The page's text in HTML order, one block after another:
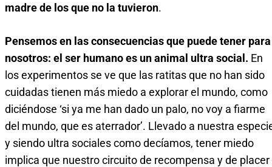
madre de los que no la tuvieron.
Pensemos en las consecuencias que puede tener para
nosotros: el ser humano es un animal ultra social. En
los experimentos se ve que las ratitas que no han sido
cuidadas tienen más miedo a explorar el mundo, como
diciéndose ‘si ya me han dado un palo, no voy a fiarme
del mundo, que es aterrador’. Llevado a nuestra
y siendo ultra sociales como decíamos, tener miedo
implica que nuestro circuito de recompensa y de placer